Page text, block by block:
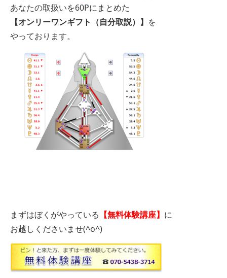
あなたの取扱いを60Pにまとめた
【オンリーワンギフト（自分取説）】 を
やっております。
まずはぼくがやっている 【無料体験講座】 に
お越しくださいませ(^o^)